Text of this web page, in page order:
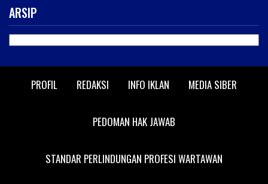
ARSIP
PROFIL REDAKSI INFO IKLAN MEDIA SIBER
PEDOMAN HAK JAWAB
STANDAR PERLINDUNGAN PROFESI WARTAWAN